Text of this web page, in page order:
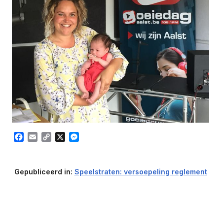
Facebook
Email Copy
Gepubliceerd in: Speelstraten: versoepeling reglement